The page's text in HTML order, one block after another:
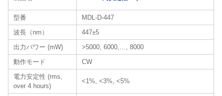
型番
MDL-D-447
波長（nm）
447±5
出力パワー (mW)
>5000, 6000,…, 8000
動作モード
CW
電力安定性 (rms,
over 4 hours)
<1%, <3%, <5%